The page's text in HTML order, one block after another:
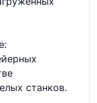
станков.